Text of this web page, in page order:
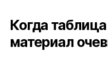
Когда
материал